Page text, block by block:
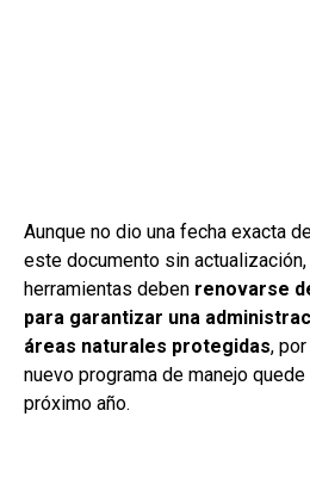
Aunque no dio una fecha exacta
este documento sin
herramientas deben renovarse
para garantizar una
áreas naturales protegidas,
nuevo programa de manejo
próximo año.